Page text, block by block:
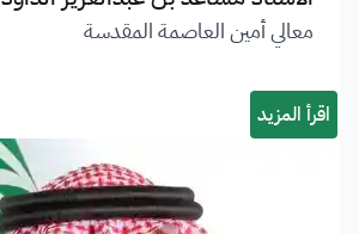
معالي أمين العاصمة المقدسة